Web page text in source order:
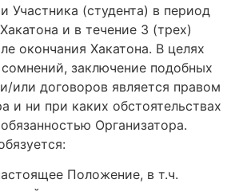
Участника (студента) в период
и в течение 3 (трех)
окончания Хакатона. В целях
заключение подобных
или договоров является правом
и ни при каких обстоятельствах
Организатора.
Положение, в т.ч.